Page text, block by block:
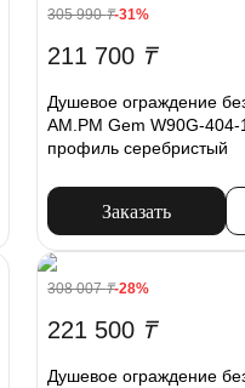
305 990₸-31%
211 700 ₸
Душевое ограждение
AM.PM Gem W90G-
профиль серебристый
Заказать
308 007₸-28%
221 500 ₸
Душевое ограждение